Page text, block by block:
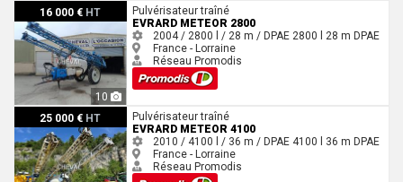
16 000 € HT
10
Evrard Meteor 2800
Pulvérisateur traîné
EVRARD METEOR 2800
2004 / 2800 l / 28 m / DPAE 2800 l 28 m DPAE
France - Lorraine
Réseau Promodis
25 000 € HT
Evrard METEOR 4100
Pulvérisateur traîné
EVRARD METEOR 4100
2010 / 4100 l / 36 m / DPAE 4100 l 36 m DPAE
France - Lorraine
Réseau Promodis